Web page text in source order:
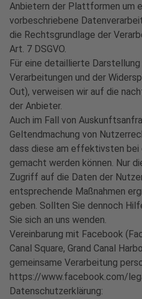
Anbietern der Plattformen um
vorbeschriebene
die Rechtsgrundlage der
Art. 7 DSGVO.
Für eine detaillierte
Verarbeitungen und der
Out), verweisen wir auf die
der Anbieter.
Auch im Fall von
Geltendmachung von
dass diese am effektivsten bei
gemacht werden können. Nur
Zugriff auf die Daten der
entsprechende Maßnahmen
geben. Sollten Sie dennoch
Sie sich an uns wenden.
Vereinbarung mit Facebook
Canal Square, Grand Canal
gemeinsame Verarbeitung
https://www.facebook.com/
Datenschutzerklärung: